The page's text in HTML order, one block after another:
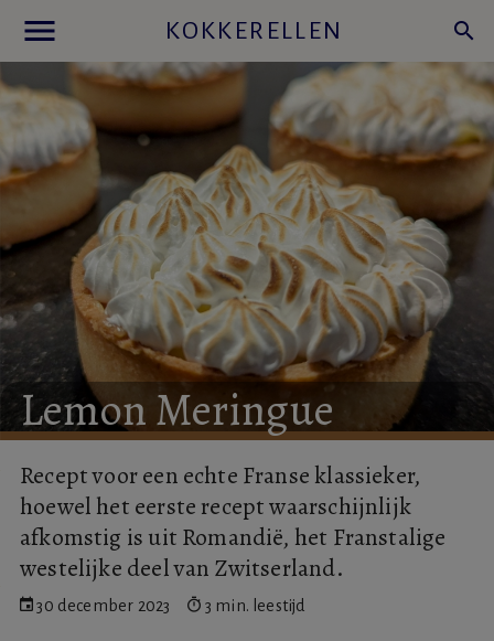
menu KOKKERELLEN search
LemonMeringue
Recept voor een echte Franse klassieker,
hoewel het eerste recept waarschijnlijk
afkomstig is uit Romandië, het Franstalige
westelijke deel van Zwitserland.
30 december 2023 3 min. leestijd